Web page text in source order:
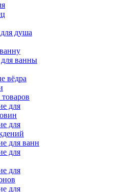
душа
ванны
вёдра
для
для
для ванн
для
для
для